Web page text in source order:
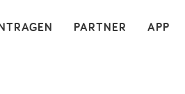
APP
PARTNER